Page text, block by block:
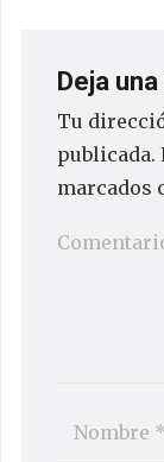
Deja
Tu
publicada.
marcados